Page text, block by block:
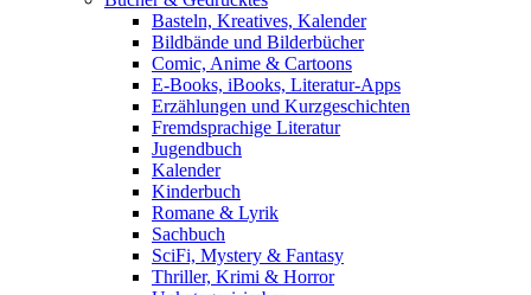
Basteln, Kreatives, Kalender
Bildbände und Bilderbücher
Comic, Anime & Cartoons
E-Books, iBooks, Literatur-Apps
Erzählungen und Kurzgeschichten
Fremdsprachige Literatur
Jugendbuch
Kalender
Kinderbuch
Romane & Lyrik
Sachbuch
SciFi, Mystery & Fantasy
Thriller, Krimi & Horror